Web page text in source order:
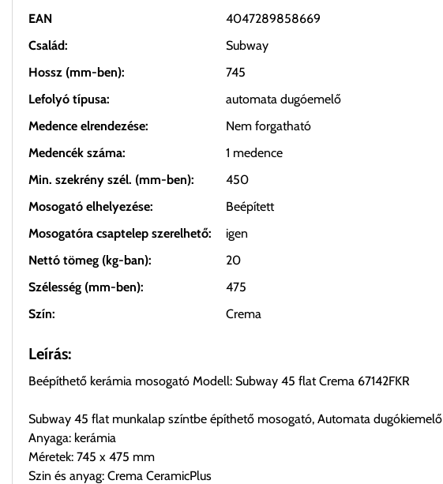
EAN
4047289858669
Család:
Subway
Hossz (mm-ben):
745
Lefolyó típusa:
automata dugóemelő
Medence elrendezése:
Nem forgatható
Medencék száma:
1 medence
Min. szekrény szél. (mm-ben):
450
Mosogató elhelyezése:
Beépített
Mosogatóra csaptelep szerelhető:
igen
Nettó tömeg (kg-ban):
20
Szélesség (mm-ben):
475
Szín:
Crema
Leírás:
Beépíthető kerámia mosogató Modell: Subway 45 flat Crema 67142FKR
Subway 45 flat munkalap színtbe építhető mosogató, Automata dugókiemelő
Anyaga: kerámia
Méretek: 745 x 475 mm
Szin és anyag: Crema CeramicPlus